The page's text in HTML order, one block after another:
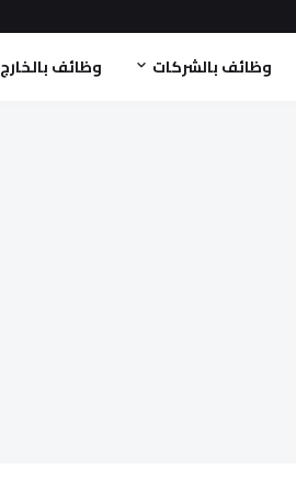
وظائف بالشركات وظائف بالخارج